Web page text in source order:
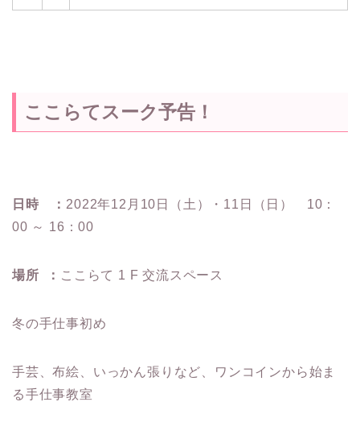
ここらてスーク予告！
日時 ： 2022年12月10日（土）・11日（日） 10：
00 ～ 16：00
場所 ： ここらて 1 F 交流スペース
冬の手仕事初め
手芸、布絵、いっかん張りなど、ワンコインから始ま
る手仕事教室